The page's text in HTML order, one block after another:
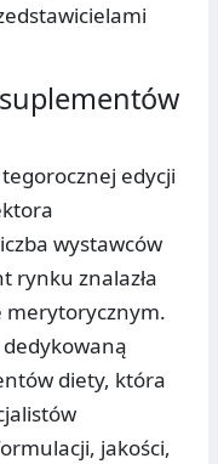
edycji
wystawców
rynku znalazła
merytorycznym.
diety, która
jakości,